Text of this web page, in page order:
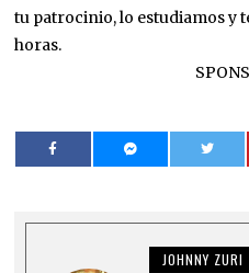
tu patrocinio, lo estudiamos y
horas.
JOHNNY ZURI